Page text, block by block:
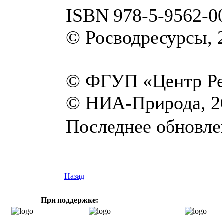
ISBN 978-5-9562-
© Росводресурсы,
© ФГУП «Центр
© НИА-Природа,
Последнее
Назад
При поддержке: